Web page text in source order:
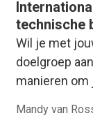
technische
Wil je met
doelgroep
manieren
Mandy van